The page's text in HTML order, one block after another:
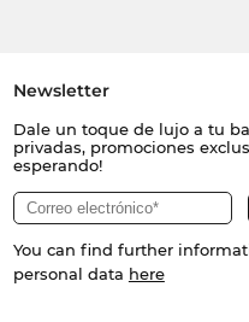
Newsletter
Dale un toque de lujo a tu
privadas, promociones
esperando!
You can find further
personal data here